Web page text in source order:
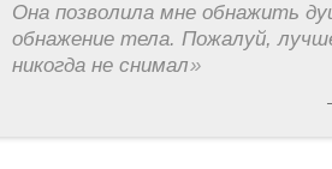
Она позволила мне обнажить
обнажение тела. Пожалуй,
никогда не снимал»